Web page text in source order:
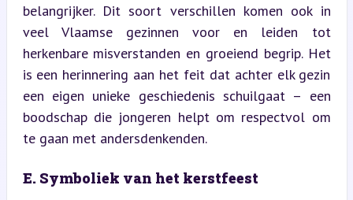
belangrijker. Dit soort verschillen komen ook in
veel Vlaamse gezinnen voor en leiden tot
herkenbare misverstanden en groeiend begrip. Het
is een herinnering aan het feit dat achter elk gezin
een eigen unieke geschiedenis schuilgaat – een
boodschap die jongeren helpt om respectvol om
te gaan met andersdenkenden.
E. Symboliek van het kerstfeest